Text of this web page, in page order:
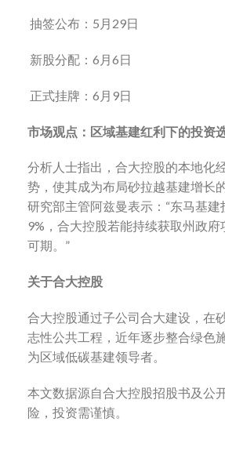
抽签公布：5月29日
新股分配：6月6日
正式挂牌：6月9日
市场观点：区域基建红利下的投资
分析人士指出，合大控股的本地化
势，使其成为布局砂拉越基建增长
研究部主管阿兹曼表示：“东马基建
9%，合大控股若能持续获取州政
可期。”
关于合大控股
合大控股通过子公司合大建设，在
志性公共工程，近年逐步整合绿色
为区域低碳基建领导者。
本文数据源自合大控股招股书及公
险，投资需谨慎。